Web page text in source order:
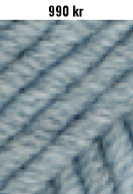
990 kr